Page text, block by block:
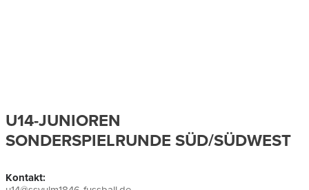
U14-JUNIOREN
SONDERSPIELRUNDE SÜD/SÜDWEST
Kontakt: